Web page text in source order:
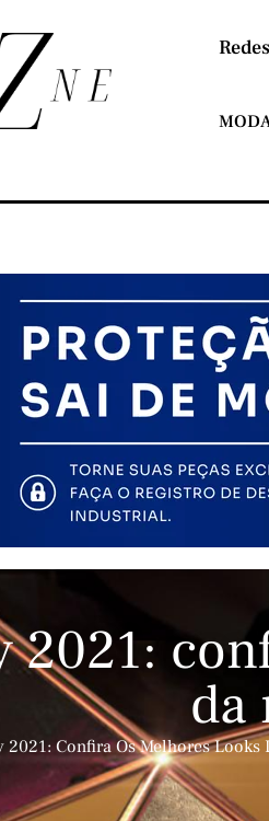
2021:
da
2021: Confira Os Melhores Looks